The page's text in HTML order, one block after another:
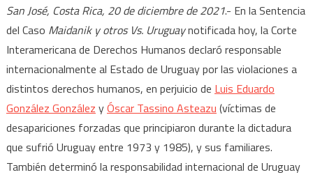
San José, Costa Rica, 20 de diciembre de 2021.- En la Sentencia
del Caso Maidanik y otros Vs. Uruguaynotificada hoy, la Corte
Interamericana de Derechos Humanos declaró responsable
internacionalmente al Estado de Uruguay por las violaciones a
distintos derechos humanos, en perjuicio de Luis Eduardo
González González yÓscar Tassino Asteazu (víctimas de
desapariciones forzadas que principiaron durante la dictadura
que sufrió Uruguay entre 1973 y 1985), y sus familiares.
También determinó la responsabilidad internacional de Uruguay